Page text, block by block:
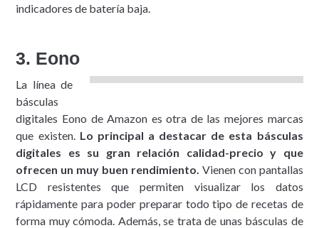
indicadores de batería baja.
3. Eono
La línea de
básculas
digitales Eono de Amazon es otra de las mejores marcas
que existen. Lo principal a destacar de esta básculas
digitales es su gran relación calidad-precio y que
ofrecen un muy buen rendimiento. Vienen con pantallas
LCD resistentes que permiten visualizar los datos
rápidamente para poder preparar todo tipo de recetas de
forma muy cómoda. Además, se trata de unas básculas de